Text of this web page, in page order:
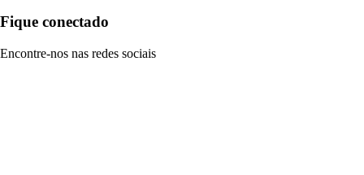
Fique conectado
Encontre-nos nas redes sociais